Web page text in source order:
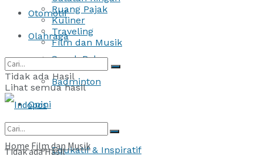
Otomotif
Olahraga
Sepak Bola
Badminton
Opini
Edukatif & Inspiratif
Ruang Pajak
Kuliner
Traveling
Film dan Musik
Tidak ada Hasil
Lihat semua hasil
Tidak ada Hasil
Home Film dan Musik